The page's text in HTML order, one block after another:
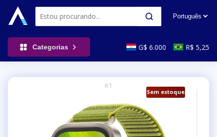
Categorias G$ 6.000 R$ 5,25
Sem estoque
RT